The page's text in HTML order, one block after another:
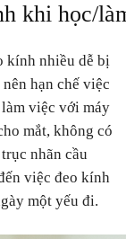
khi học/
kính nhiều dễ bị
hạn chế việc
việc với máy
mắt, không có
nhãn cầu
việc đeo kính
một yếu đi.